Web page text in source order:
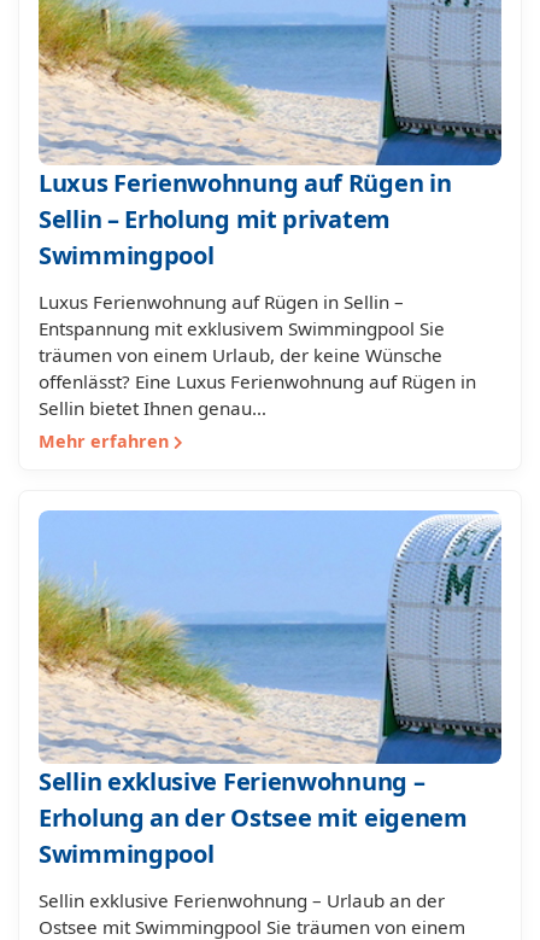
Luxus Ferienwohnung auf Rügen in
Sellin – Erholung mit privatem
Swimmingpool
Luxus Ferienwohnung auf Rügen in Sellin –
Entspannung mit exklusivem Swimmingpool Sie
träumen von einem Urlaub, der keine Wünsche
offenlässt? Eine Luxus Ferienwohnung auf Rügen in
Sellin bietet Ihnen genau…
Mehr erfahren
Sellin exklusive Ferienwohnung –
Erholung an der Ostsee mit eigenem
Swimmingpool
Sellin exklusive Ferienwohnung – Urlaub an der
Ostsee mit Swimmingpool Sie träumen von einem